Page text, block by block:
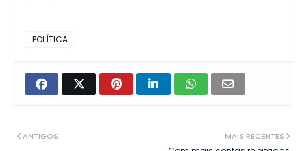
POLÍTICA
MAIS RECENTES
ANTIGOS